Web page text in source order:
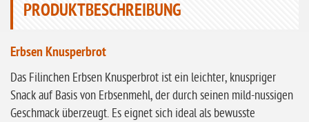
ohne Sellerie
glutenfrei
Sonnenblumen
ohne Palmöl
PRODUKTBESCHREIBUNG
Erbsen Knusperbrot
Das Filinchen Erbsen Knusperbrot ist ein leichter, knuspriger
Snack auf Basis von Erbsenmehl, der durch seinen mild-nussigen
Geschmack überzeugt. Es eignet sich ideal als bewusste